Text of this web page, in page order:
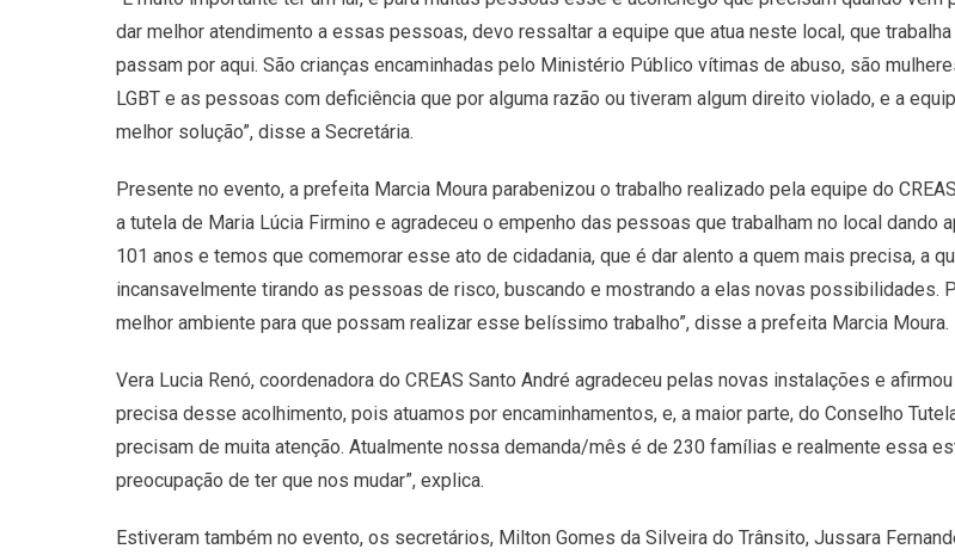
dar melhor atendimento a essas pessoas, devo ressaltar a equipe que atua neste local, que
passam por aqui. São crianças encaminhadas pelo Ministério Público vítimas de abuso, são
LGBT e as pessoas com deficiência que por alguma razão ou tiveram algum direito violado, e a
melhor solução”, disse a Secretária.
Presente no evento, a prefeita Marcia Moura parabenizou o trabalho realizado pela equipe do
a tutela de Maria Lúcia Firmino e agradeceu o empenho das pessoas que trabalham no local dando
101 anos e temos que comemorar esse ato de cidadania, que é dar alento a quem mais precisa, a
incansavelmente tirando as pessoas de risco, buscando e mostrando a elas novas
melhor ambiente para que possam realizar esse belíssimo trabalho”, disse a prefeita Marcia Moura.
Vera Lucia Renó, coordenadora do CREAS Santo André agradeceu pelas novas instalações e
precisa desse acolhimento, pois atuamos por encaminhamentos, e, a maior parte, do Conselho
precisam de muita atenção. Atualmente nossa demanda/mês é de 230 famílias e realmente essa
preocupação de ter que nos mudar”, explica.
Estiveram também no evento, os secretários, Milton Gomes da Silveira do Trânsito, Jussara